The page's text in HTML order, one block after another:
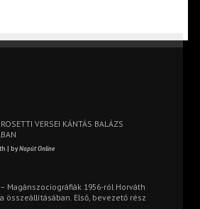
VERSEI KÁNTÁS BALÁZS
| byNapút Online
– Magánszociográfiák 1956-ról Horváth
összeállításában. Első, bevezető rész